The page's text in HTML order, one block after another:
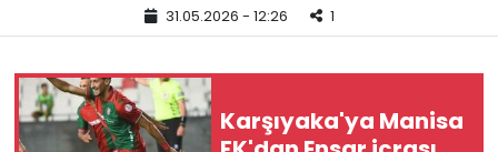
31.05.2026 - 12:26 1
Karşıyaka'ya Manisa
SPOR
TEKNOLOJİ